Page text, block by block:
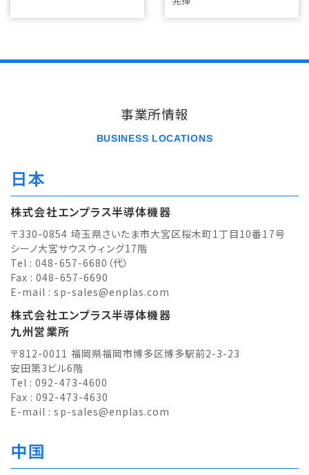
事業所情報
BUSINESS LOCATIONS
日本
株式会社エンプラス半導体機器
〒330-0854 埼玉県さいたま市大宮区桜木町1丁目10番17号
シーノ大宮サウスウィング17階
Tel : 048-657-6680（代）
Fax : 048-657-6690
E-mail :sp-sales@enplas.com
株式会社エンプラス半導体機器
九州営業所
〒812-0011 福岡県福岡市博多区博多駅前2-3-23
安田第3ビル6階
Tel : 092-473-4600
Fax : 092-473-4630
E-mail :sp-sales@enplas.com
中国